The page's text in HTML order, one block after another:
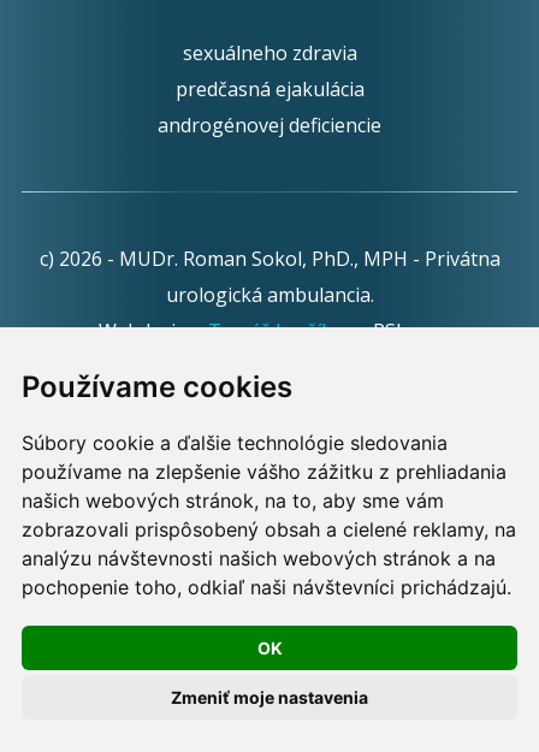
Používame cookies
Súbory cookie a ďalšie technológie sledovania
používame na zlepšenie vášho zážitku z prehliadania
našich webových stránok, na to, aby sme vám
zobrazovali prispôsobený obsah a cielené reklamy, na
analýzu návštevnosti našich webových stránok a na
pochopenie toho, odkiaľ naši návštevníci prichádzajú.
OK
Zmeniť moje nastavenia
sexuálneho zdravia
predčasná ejakulácia
androgénovej deficiencie
c) 2026 - MUDr. Roman Sokol, PhD., MPH - Privátna
urologická ambulancia.
Webdesign:Tomáš Levčíkpre RSbros.
Informačná povinnosť -Ochrana osobných údajov v
podmienkach prevádzkovateľa.
Používame cookies -nastavenie cookies.
Skopírovaním textu alebo časti textu z akejkoľvek
stránky tohto webu a jeho umiestnením na iný web
porušíte práva MUDr. Romana Sokola, PhD., MPH, ako
aj práva ďalších osôb zúčastnených na tvorbe obsahu
pre tento web.